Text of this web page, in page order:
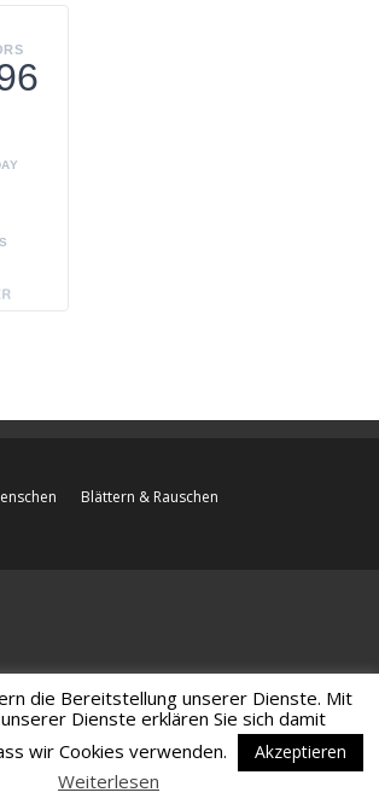
Blättern & Rauschen
die Bereitstellung unserer Dienste. Mit
Dienste erklären Sie sich damit
wir Cookies verwenden.
Akzeptieren
Weiterlesen